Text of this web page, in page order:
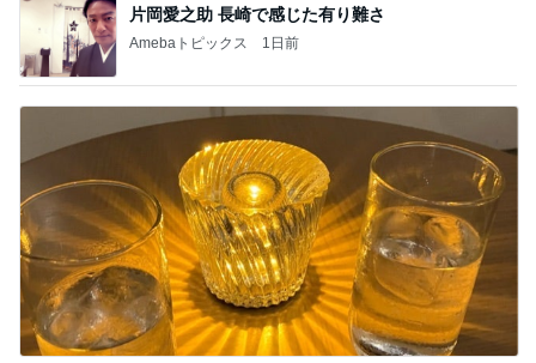
片岡愛之助 長崎で感じた有り難さ
Amebaトピックス 1日前